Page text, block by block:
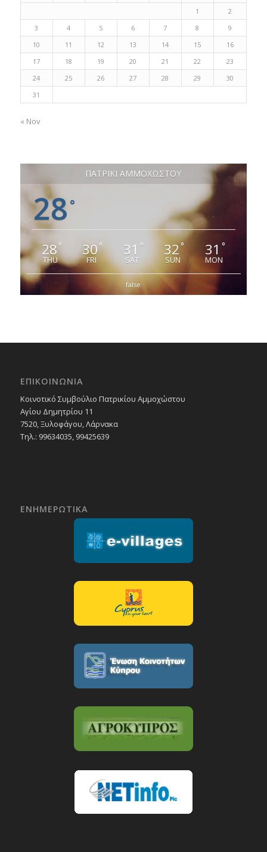
1
2
3
4 5 6 7 8
9
10
11 12 13 14 15
16
17
18 19 20 21 22
23
24
25 26 27 28 29
30
31
« Nov
ΠΑΤΡΙΚΙ ΑΜΜΟΧΩΣΤΟΥ
28 °
28°
THU
30°
FRI
31 °
SAT
32 °
SUN
31 °
MON
false
ΕΠΙΚΟΙΝΩΝΙΑ
Κοινοτικό Συμβούλιο Πατρικίου Αμμοχώστου
Αγίου Δημητρίου 11
7520, Ξυλοφάγου, Λάρνακα
Τηλ.: 99634035, 99425639
ΕΝΗΜΕΡΩΤΙΚΑ